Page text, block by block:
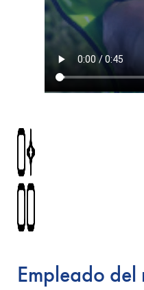
Empleado del